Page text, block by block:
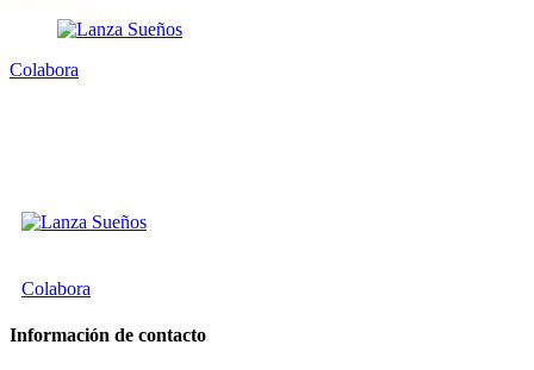
Colabora
Colabora
Información de contacto